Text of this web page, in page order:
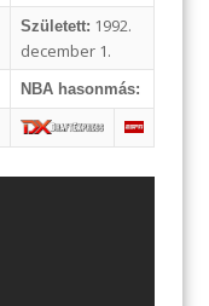
Született: 1992.
december 1.
NBA hasonmás: